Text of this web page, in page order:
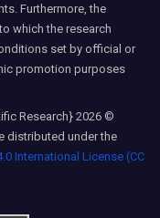
Furthermore, the
which the research
set by official or
promotion purposes.
distributed under the
International License (CC